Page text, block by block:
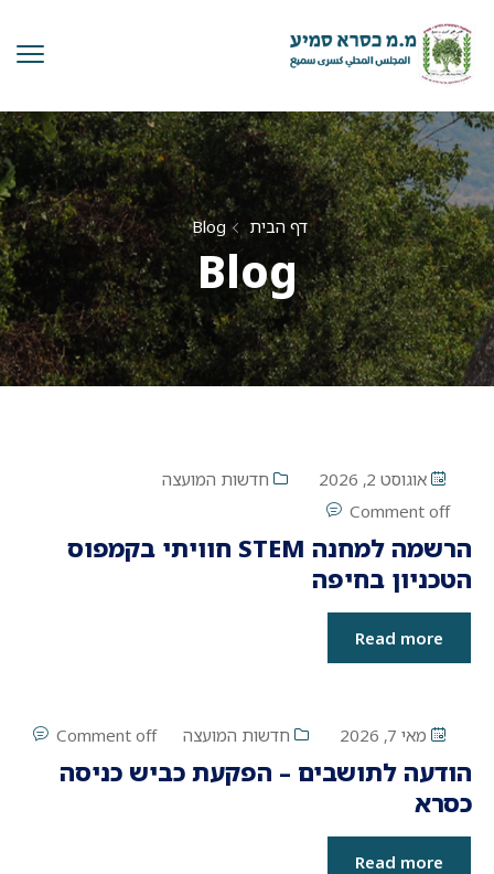
דף הבית Blog
Blog
אוגוסט 2, 2026
חדשות המועצה
Comment off
הרשמה למחנה STEM חוויתי בקמפוס
הטכניון בחיפה
Read more
מאי 7, 2026 חדשות המועצה Comment off
הודעה לתושבים – הפקעת כביש כניסה
כסרא
Read more